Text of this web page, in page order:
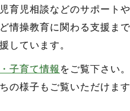
育児相談などのサポート
情操教育に関わる支援ま
しています。
子育て情報 をご覧下さい
の様子もご覧いただけます